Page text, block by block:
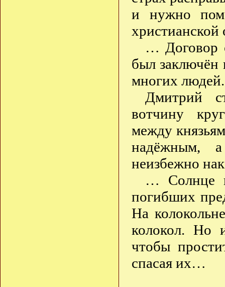
и нужно
… Договор
был заключён
многих людей.
Дмитрий
вотчину
между
надёжным,
неизбежно
… Солнце
погибших
На
колокол. Но
чтобы
спасая их…